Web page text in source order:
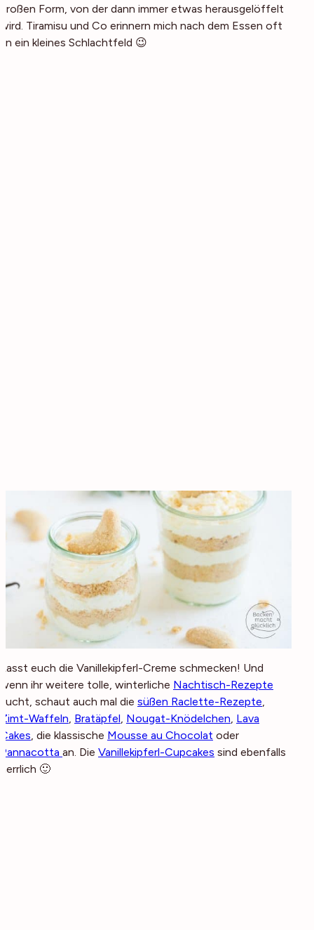
großen Form, von der dann immer etwas herausgelöffelt
wird. Tiramisu und Co erinnern mich nach dem Essen oft
an ein kleines Schlachtfeld 😉
Lasst euch die Vanillekipferl-Creme schmecken! Und
wenn ihr weitere tolle, winterliche Nachtisch-Rezepte
sucht, schaut auch mal die süßen Raclette-Rezepte
Zimt-Waffeln Bratäpfel Nougat-Knödelchen Lava
Cakes , die klassische Mousse au Chocolat oder
Pannacotta an. Die Vanillekipferl-Cupcakes sind ebenfalls
herrlich 🙂